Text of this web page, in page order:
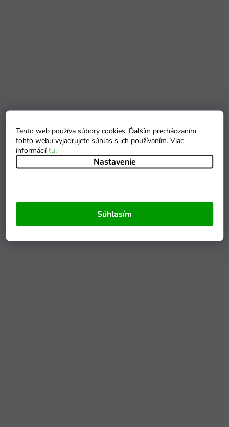
Tento web používa súbory cookies. Ďalším prechádzaním
tohto webu vyjadrujete súhlas s ich používaním. Viac
informáciítu.
Nastavenie
Súhlasím